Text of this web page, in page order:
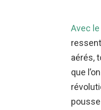
Avec
aérés,
que